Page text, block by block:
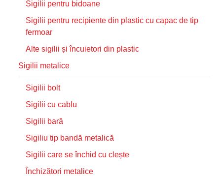
Sigilii pentru bidoane
Sigilii pentru recipiente din plastic cu capac de tip
fermoar
Alte sigilii și încuietori din plastic
Sigilii metalice
Sigilii bolt
Sigilii cu cablu
Sigilii bară
Sigiliu tip bandă metalică
Sigilii care se închid cu clește
Închizători metalice